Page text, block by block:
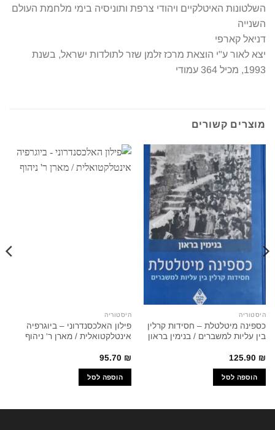
השלטונות האיטלקיים ויהודי צרפת ותוניסיה בימי מלחמת העולם
השנייה
דניאל קארפי
יצא לאור ע"י הוצאת מרכז זלמן שזר לתולדות ישראל, בשנת
1993, מכיל 364 עמודי
מוצרים קשורים
היסטוריה
כספינה מיטלטלת – חסידות קרלין
בין עליות למשברים / בנימין בראון
125.90 ₪
הוספה לסל
היסטוריה
פילון האלכסנדרוני – ביוגרפיה
אינטלקטואלית / מארן ר' ניהוף
95.70 ₪
הוספה לסל